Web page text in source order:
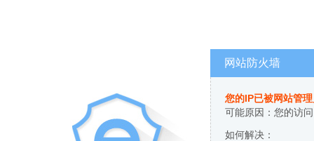
网站防火墙
您的IP已被网站管
可能原因：您的访
如何解决：